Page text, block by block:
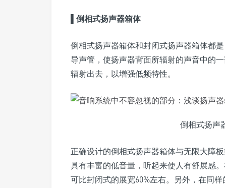
倒相式扬声器箱体
倒相式扬声器箱体和封闭式扬声器箱体都
导声管，使扬声器背面所辐射的声音中的
辐射出去，以增强低频特性。
倒相式扬声
正确设计的倒相式扬声器箱体与无限大障
具有丰富的低音量，听起来使人有舒展感
可比封闭式的展宽60%左右。另外，在同